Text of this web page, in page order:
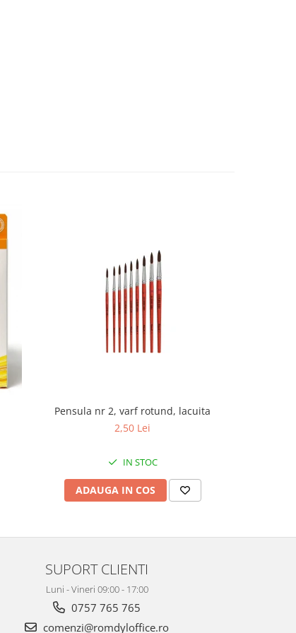
Pensula nr 2, varf rotund, lacuita
2,50 Lei
IN STOC
ADAUGA IN COS
SUPORT CLIENTI
Luni - Vineri 09:00 - 17:00
0757 765 765
comenzi@romdyloffice.ro